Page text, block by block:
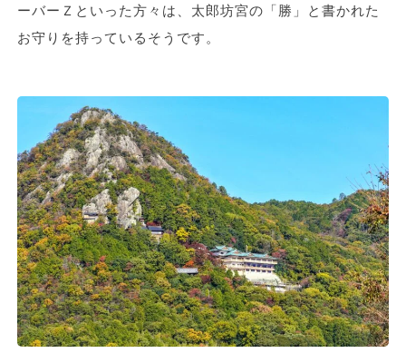
ーバーＺといった方々は、太郎坊宮の「勝」と書かれた
お守りを持っているそうです。